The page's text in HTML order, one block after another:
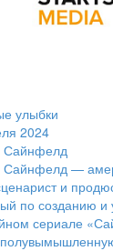
улыбки
2024
Сайнфелд
—
и
по созданию и
сериале